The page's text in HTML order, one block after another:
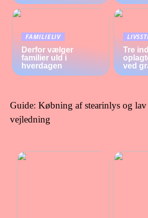
FAMILIELIV
Derfor vælger
familier uld i
hverdagen
Tre
ved
Guide: Købning af stearinlys og lav
vejledning